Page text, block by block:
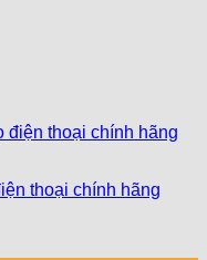
thoại chính hãng